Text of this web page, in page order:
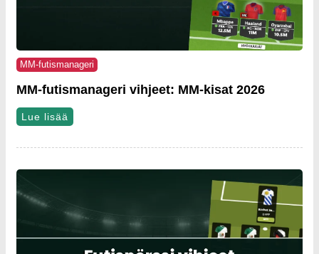
MM-futismanageri
MM-futismanageri vihjeet: MM-kisat 2026
Lue lisää